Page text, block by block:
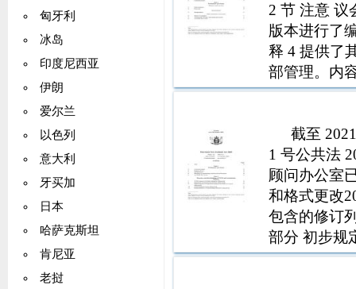
匈牙利
冰岛
印度尼西亚
伊朗
爱尔兰
以色列
意大利
牙买加
日本
哈萨克斯坦
肯尼亚
老挝
2 节 注意 议
版本进行了
释 4 提供了
部管理。内
要目的 4 概
截至
1 号公共法
顾问办公室
和格式更改
包含的修订
部分 初步规
义 6 法案对